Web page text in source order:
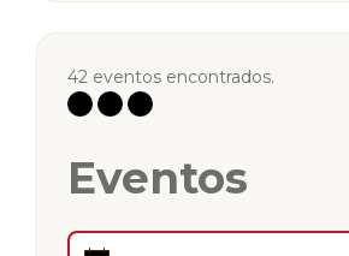
42 eventos encontrados.
Eventos